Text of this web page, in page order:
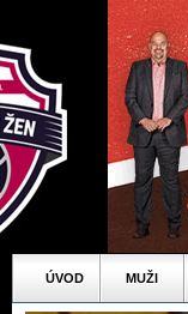
ÚVOD MUŽI